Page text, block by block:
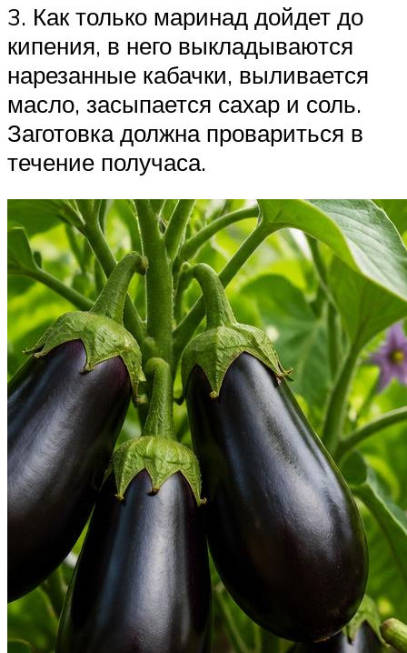
3. Как только маринад дойдет до
кипения, в него выкладываются
нарезанные кабачки, выливается
масло, засыпается сахар и соль.
Заготовка должна провариться в
течение получаса.